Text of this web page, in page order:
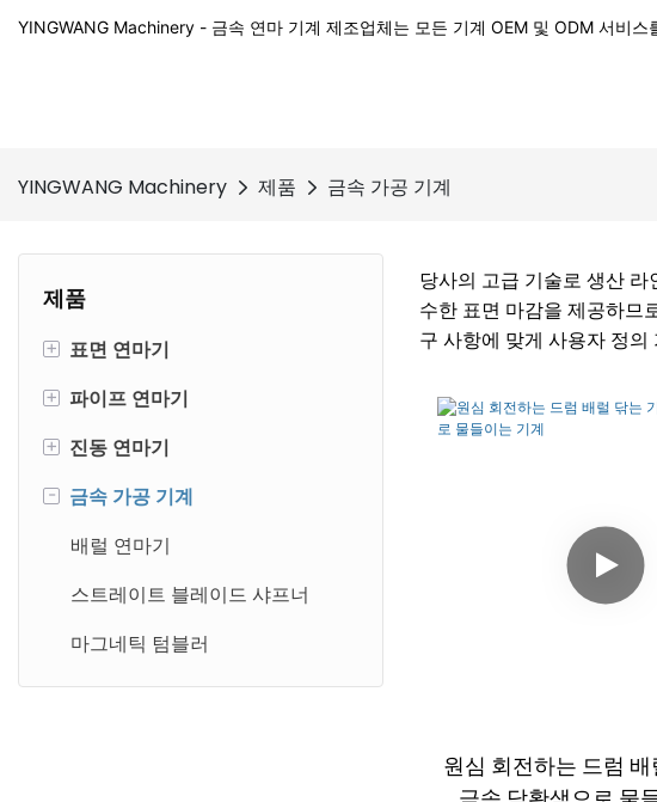
YINGWANG Machinery - 금속 연마 기계 제조업체는 모든 기계 OEM 및 ODM 서비스
YINGWANG Machinery 제품 금속 가공 기계
제품
+ 표면 연마기
금속 표면 연마기
목재 광택 기계
+ 파이프 연마기
강관 연마기
사각 튜브 연마기
원형 파이프 연마기
+ 진동 연마기
진동 보울 마무리 기계
진동 욕조 마무리 기계
-
금속 가공 기계
배럴 연마기
스트레이트 블레이드 샤프너
마그네틱 텀블러
당사의 고급 기술로 생산 라
수한 표면 마감을 제공하므
구 사항에 맞게 사용자 정의
원심 회전하는 드럼 배